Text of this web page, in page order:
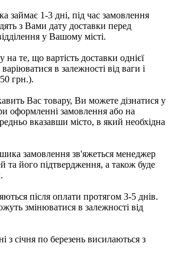
займає 1-3 дні, під час замовлення
з Вами дату доставки перед
у Вашому місті.
те, що вартість доставки однієї
в залежності від ваги і
грн.).
Вас товару, Ви можете дізнатися у
оформленні замовлення або на
вказавши місто, в який необхідна
замовлення зв'яжеться менеджер
та його підтвердження, а також буде
після оплати протягом 3-5 днів.
змінюватися в залежності від
з січня по березень висилаються з